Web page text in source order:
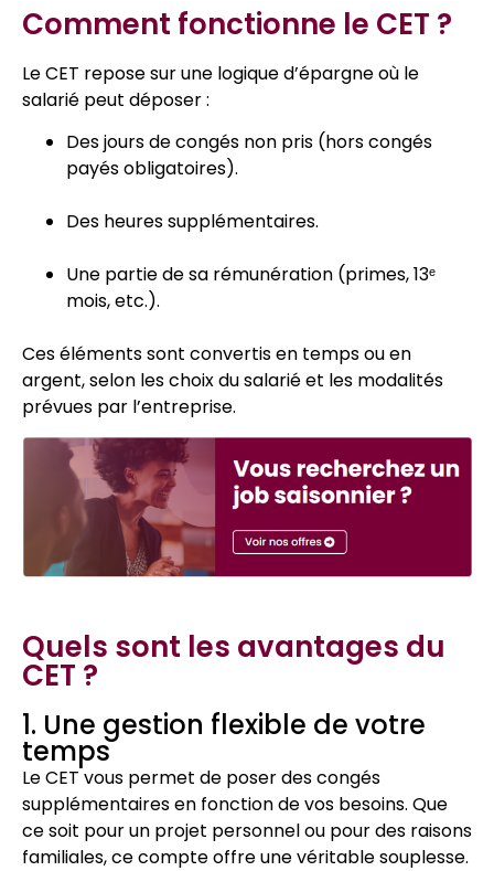
Comment fonctionne le CET ?
Le CET repose sur une logique d’épargne où le
salarié peut déposer :
Des jours de congés non pris (hors congés
payés obligatoires).
Des heures supplémentaires.
Une partie de sa rémunération (primes, 13ᵉ
mois, etc.).
Ces éléments sont convertis en temps ou en
argent, selon les choix du salarié et les modalités
prévues par l’entreprise.
Quels sont les avantages du
CET ?
1. Une gestion flexible de votre
temps
Le CET vous permet de poser des congés
supplémentaires en fonction de vos besoins. Que
ce soit pour un projet personnel ou pour des raisons
familiales, ce compte offre une véritable souplesse.